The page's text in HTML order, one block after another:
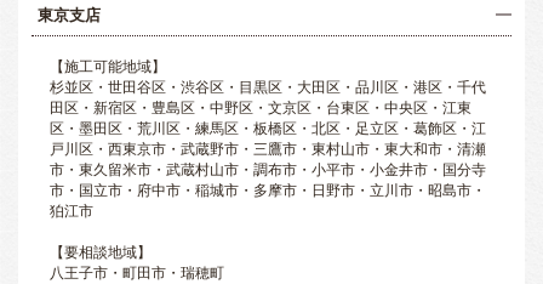
東京支店
【施工可能地域】
杉並区・世田谷区・渋谷区・目黒区・大田区・品川区・港区・千代
田区・新宿区・豊島区・中野区・文京区・台東区・中央区・江東
区・墨田区・荒川区・練馬区・板橋区・北区・足立区・葛飾区・江
戸川区・西東京市・武蔵野市・三鷹市・東村山市・東大和市・清瀬
市・東久留米市・武蔵村山市・調布市・小平市・小金井市・国分寺
市・国立市・府中市・稲城市・多摩市・日野市・立川市・昭島市・
狛江市
【要相談地域】
八王子市・町田市・瑞穂町